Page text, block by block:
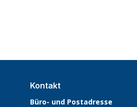
Kontakt
Büro- und Postadresse